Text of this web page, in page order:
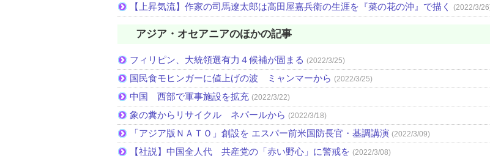
【上昇気流】作家の司馬遼太郎は高田屋嘉兵衛の生涯を『菜の花の沖』で描く (2022/3/
アジア・オセアニアのほかの記事
フィリピン、大統領選有力４候補が固まる (2022/3/25)
国民食モヒンガーに値上げの波 ミャンマーから (2022/3/25)
中国 西部で軍事施設を拡充 (2022/3/22)
象の糞からリサイクル ネパールから (2022/3/18)
「アジア版ＮＡＴＯ」創設を エスパー前米国防長官・基調講演 (2022/3/09)
【社説】中国全人代 共産党の「赤い野心」に警戒を (2022/3/08)